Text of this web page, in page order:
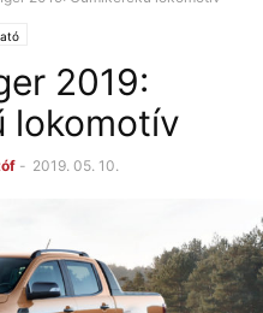
2019:
lokomotív
- 2019. 05. 10.